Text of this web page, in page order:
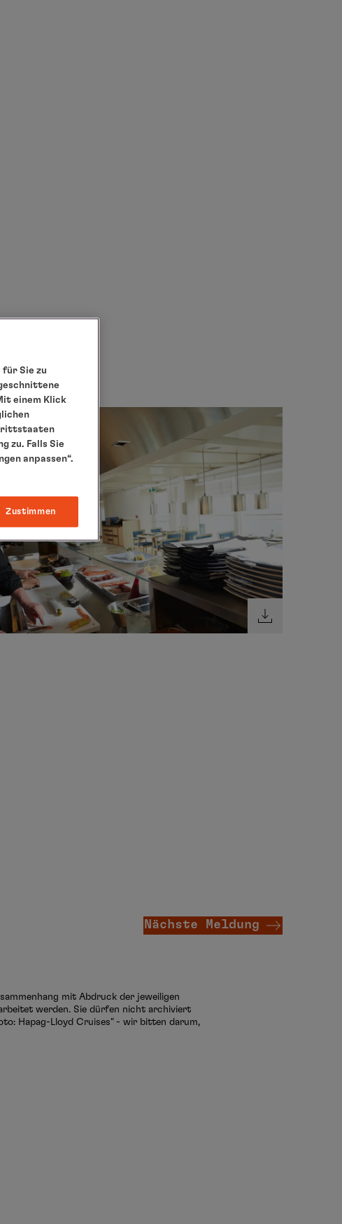
Nächste Meldung
mit Abdruck der jeweiligen
werden. Sie dürfen nicht archiviert
Hapag-Lloyd Cruises" - wir bitten darum,
für Sie zu
einem Klick
zu. Falls Sie
anpassen“.
Zustimmen